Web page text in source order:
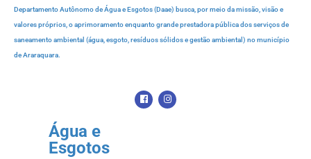
Departamento Autônomo de Água e Esgotos (Daae) busca, por meio da missão, visão e
valores próprios, o aprimoramento enquanto grande prestadora pública dos serviços de
saneamento ambiental (água, esgoto, resíduos sólidos e gestão ambiental) no município
de Araraquara.
Água e
Esgotos